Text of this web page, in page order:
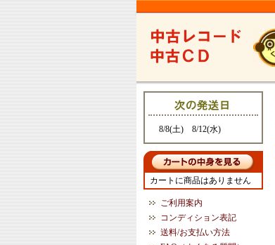
8/8(土) 8/12(水)
カートに商品はありません
ご利用案内
コンディション表記
送料/お支払い方法